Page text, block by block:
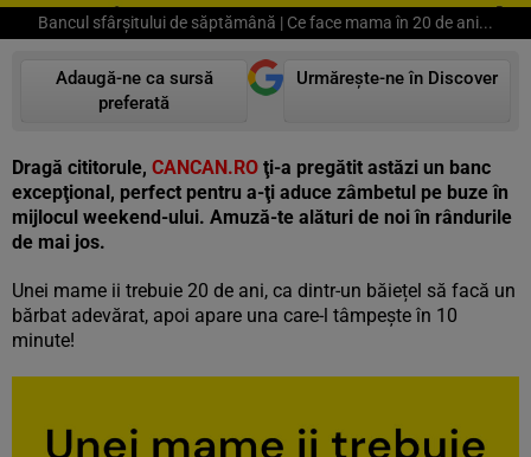
Bancul sfârșitului de săptămână | Ce face mama în 20 de ani...
Adaugă-ne ca sursă
preferată
Urmărește-ne în Discover
Dragă cititorule, CANCAN.RO ţi-a pregătit astăzi un banc
excepţional, perfect pentru a-ţi aduce zâmbetul pe buze în
mijlocul weekend-ului. Amuză-te alături de noi în rândurile
de mai jos.
Unei mame ii trebuie 20 de ani, ca dintr-un băiețel să facă un
bărbat adevărat, apoi apare una care-l tâmpește în 10
minute!